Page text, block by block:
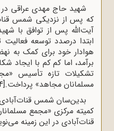
شهید حاج مهدی عراقی
که پس از نزدیکی شمس
آیت‌الله پس از توافق با
ابتدا درصدد توسعه
هوادار خود برای کمک
برآمد، اما کم کم با ایجاد
تشکیلات تازه تأسیس
مسلمانان مجاهد» پرداخت.[24]
کمیته مرکزی «مجمع
قنات‌آبادی در این زمینه